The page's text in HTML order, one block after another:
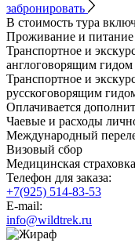
забронировать
В стоимость тура
Проживание и
Транспортное и
англоговорящим гидом
Транспортное и
русскоговорящим
Оплачивается
Чаевые и расходы
Международный
Визовый сбор
Медицинская страховка
Телефон для заказа:
+7(925) 514-83-53
E-mail:
info@wildtrek.ru